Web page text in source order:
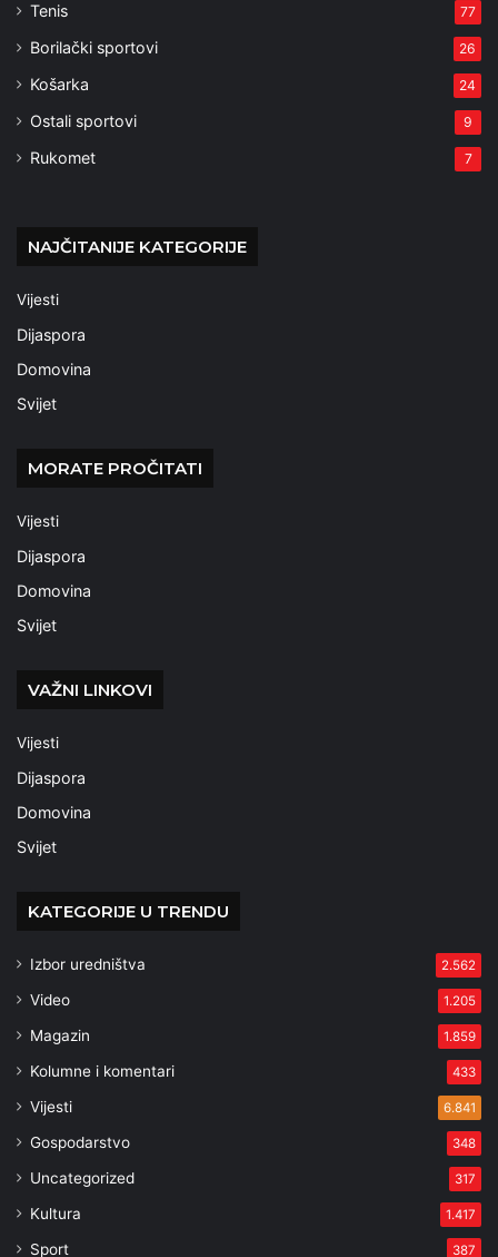
Tenis 77
Borilački sportovi 26
Košarka 24
Ostali sportovi 9
Rukomet 7
NAJČITANIJE KATEGORIJE
Vijesti
Dijaspora
Domovina
Svijet
MORATE PROČITATI
Vijesti
Dijaspora
Domovina
Svijet
VAŽNI LINKOVI
Vijesti
Dijaspora
Domovina
Svijet
KATEGORIJE U TRENDU
Izbor uredništva 2.562
Video 1.205
Magazin 1.859
Kolumne i komentari 433
Vijesti 6.841
Gospodarstvo 348
Uncategorized 317
Kultura 1.417
Sport 387